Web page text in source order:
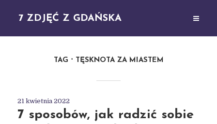
7 ZDJĘĆ Z GDAŃSKA
TAG TĘSKNOTA ZA MIASTEM
21 kwietnia 2022
7 sposobów, jak radzić sobie